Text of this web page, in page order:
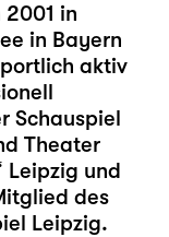
in
in Bayern
aktiv
Schauspiel
Theater
Leipzig und
des
Leipzig.